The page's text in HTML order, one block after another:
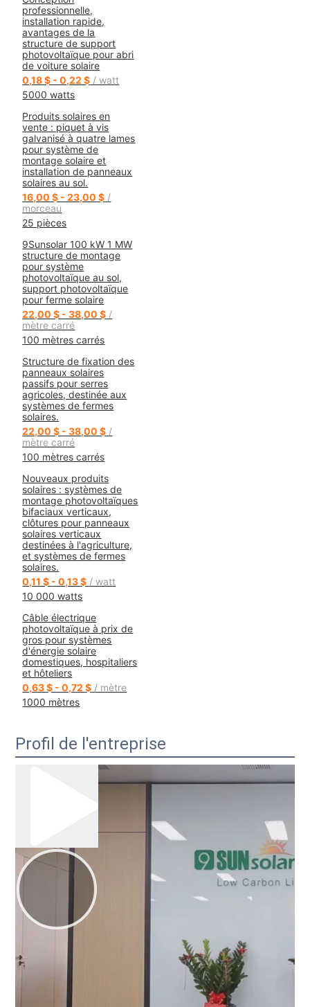
professionnelle,
installation rapide,
avantages de la
structure de support
photovoltaïque pour abri
de voiture solaire
0,18 $ - 0,22 $ / watt
5000 watts
Produits solaires en
vente : piquet à vis
galvanisé à quatre lames
pour système de
montage solaire et
installation de panneaux
solaires au sol.
16,00 $ - 23,00 $ /
morceau
25 pièces
9Sunsolar 100 kW 1 MW
structure de montage
pour système
photovoltaïque au sol,
support photovoltaïque
pour ferme solaire
22,00 $ - 38,00 $ /
mètre carré
100 mètres carrés
Structure de fixation des
panneaux solaires
passifs pour serres
agricoles, destinée aux
systèmes de fermes
solaires.
22,00 $ - 38,00 $ /
mètre carré
100 mètres carrés
Nouveaux produits
solaires : systèmes de
montage photovoltaïques
bifaciaux verticaux,
clôtures pour panneaux
solaires verticaux
destinées à l'agriculture,
et systèmes de fermes
solaires.
0,11 $ - 0,13 $ / watt
10 000 watts
Câble électrique
photovoltaïque à prix de
gros pour systèmes
d'énergie solaire
domestiques, hospitaliers
et hôteliers
0,63 $ - 0,72 $ / mètre
1000 mètres
Profil de l'entreprise